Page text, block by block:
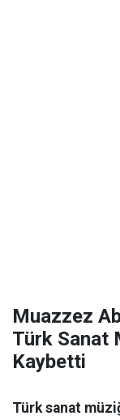
Muazzez
Türk Sanat
Kaybetti
Türk sanat